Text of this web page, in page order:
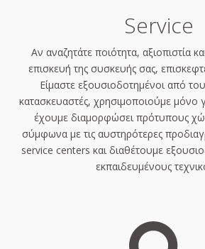
Service
Αν αναζητάτε ποιότητα, αξιοπιστία
επισκευή της συσκευής σας,
Είμαστε εξουσιοδοτημένοι από
κατασκευαστές, χρησιμοποιούμε μόνο
έχουμε διαμορφώσει πρότυπους
σύμφωνα με τις αυστηρότερες
service centers και διαθέτουμε
εκπαιδευμένους